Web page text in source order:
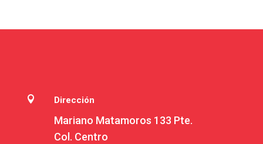
 Dirección
Mariano Matamoros 133 Pte.
Col. Centro